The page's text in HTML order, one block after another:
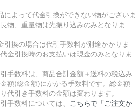
によって代金引換ができない物がございま
物、重量物は先振り込みのみとなりま
引換の場合は代引手数料が別途かかりま
金引換時のお支払いは現金のみとなりま
手数料は、商品合計金額＋送料の税込み
額(総金額)にかかる手数料です。総金額
代引き手数料の金額は変わります。
手数料については、 こちらで「ご注文か